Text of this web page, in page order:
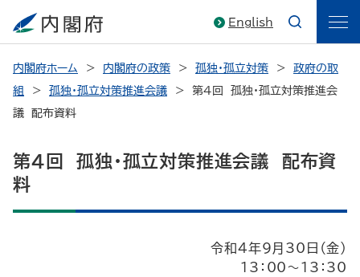
English
内閣府ホーム 内閣府の政策 孤独・孤立対策
政府の取
組
孤独・孤立対策推進会議
第4回 孤独・孤立対策推進会
議 配布資料
第4回 孤独・孤立対策推進会議 配布資
料
令和4年9月30日（金）
13：00～13：30